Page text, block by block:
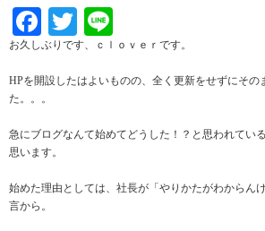
Facebook
Twitter
お久しぶりです、ｃｌｏｖｅｒです。
HPを開設したはよいものの、全く更新をせずにその
た。。。
急にブログなんて始めてどうした！？と思われてい
思います。
始めた理由としては、社長が「やりかたがわからん
言から。